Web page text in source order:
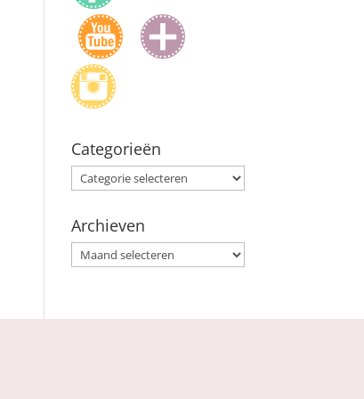
Categorieën
Categorieën
Archieven
Archieven